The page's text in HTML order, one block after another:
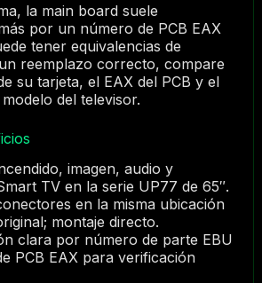
la main board suele
por un número de PCB EAX
tener equivalencias de
reemplazo correcto, compare
su tarjeta, el EAX del PCB y el
del televisor.
imagen, audio y
TV en la serie UP77 de 65″.
en la misma ubicación
montaje directo.
clara por número de parte EBU
PCB EAX para verificación